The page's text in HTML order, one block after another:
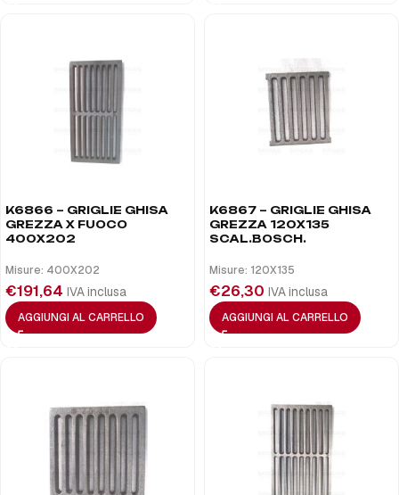
K6866 – GRIGLIE GHISA
GREZZA X FUOCO
400X202
Misure: 400X202
€191,64 IVA inclusa
AGGIUNGI AL CARRELLO
K6867 – GRIGLIE GHISA
GREZZA 120X135
SCAL.BOSCH.
Misure: 120X135
€26,30 IVA inclusa
AGGIUNGI AL CARRELLO